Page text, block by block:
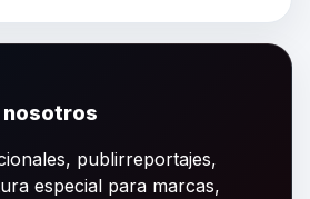
nosotros
publirreportajes,
especial para marcas,